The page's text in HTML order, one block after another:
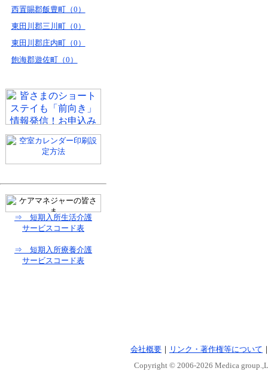
西置賜郡飯豊町（0）
東田川郡三川町（0）
東田川郡庄内町（0）
飽海郡遊佐町（0）
⇒ 短期入所生活介護
サービスコード表
⇒ 短期入所療養介護
サービスコード表
会社概要 ｜ リンク・著作権等について
Copyright © 2006-2026 Medica